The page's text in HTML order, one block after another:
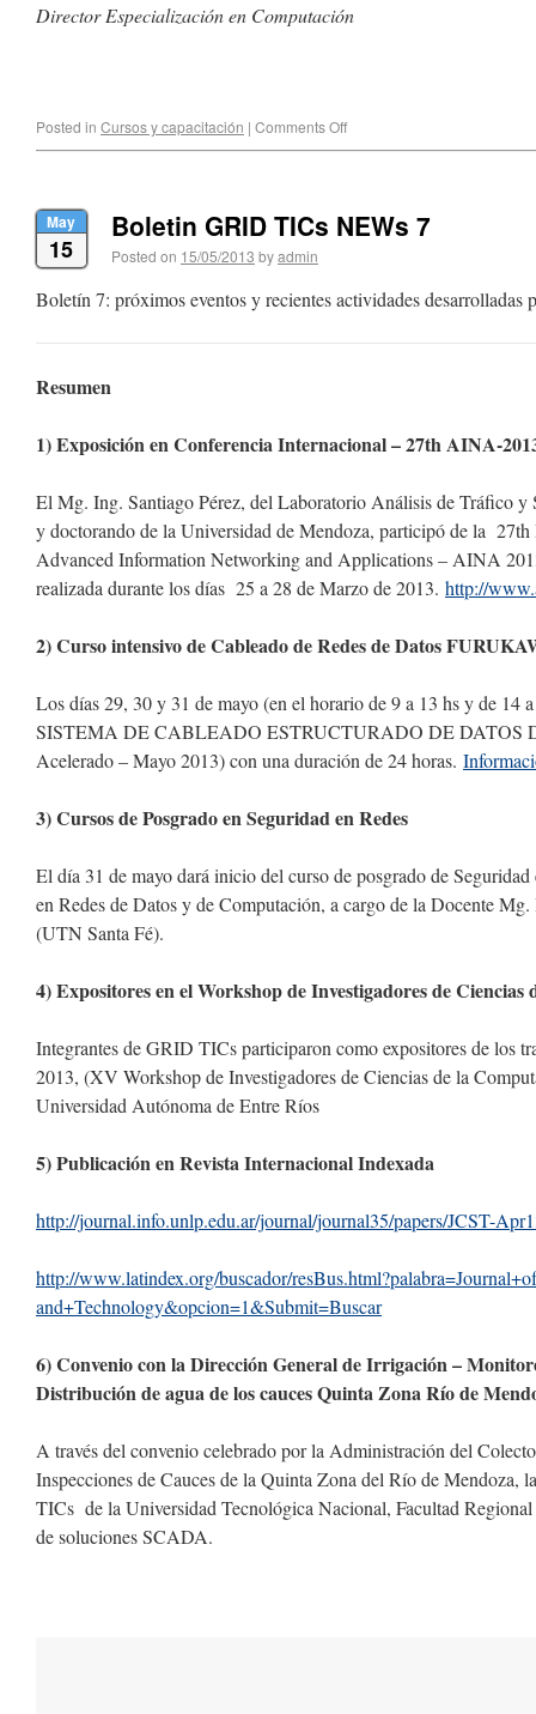
Director Especialización en Computación
Posted in Cursos y capacitación | Comments Off
May
15
Boletin GRID TICs NEWs 7
Posted on 15/05/2013 byadmin
Boletín 7: próximos eventos y recientes actividades desarrolladas
Resumen
1) Exposición en Conferencia Internacional – 27th AINA-
El Mg. Ing. Santiago Pérez, del Laboratorio Análisis de Tráfico
y doctorando de la Universidad de Mendoza, participó de la
Advanced Information Networking and Applications – AINA
realizada durante los días 25 a 28 de Marzo de 2013. http://
2) Curso intensivo de Cableado de Redes de Datos
Los días 29, 30 y 31 de mayo (en el horario de 9 a 13 hs y de 14
SISTEMA DE CABLEADO ESTRUCTURADO DE DATOS
Acelerado – Mayo 2013) con una duración de 24 horas.
3) Cursos de Posgrado en Seguridad en Redes
El día 31 de mayo dará inicio del curso de posgrado de
en Redes de Datos y de Computación, a cargo de la Docente
(UTN Santa Fé).
4) Expositores en el Workshop de Investigadores de Ciencias
Integrantes de GRID TICs participaron como expositores de los
2013, (XV Workshop de Investigadores de Ciencias de la
Universidad Autónoma de Entre Ríos
5) Publicación en Revista Internacional Indexada
http://journal.info.unlp.edu.ar/journal/journal35/papers/JCST-
http://www.latindex.org/buscador/resBus.html?palabra=
and+Technology&opcion=1&Submit=Buscar
6) Convenio con la Dirección General de Irrigación –
Distribución de agua de los cauces Quinta Zona Río de
A través del convenio celebrado por la Administración del
Inspecciones de Cauces de la Quinta Zona del Río de
TICs de la Universidad Tecnológica Nacional, Facultad
de soluciones SCADA.